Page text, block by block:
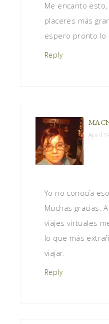
Me encanto
placeres más
espero pronto lo
Reply
April
Yo no conocía
Muchas gracias.
viajes virtuales
lo que más
viajar.
Reply